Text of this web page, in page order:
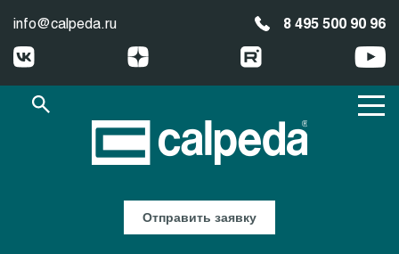
info@calpeda.ru 8 495 500 90 96
Отправить заявку